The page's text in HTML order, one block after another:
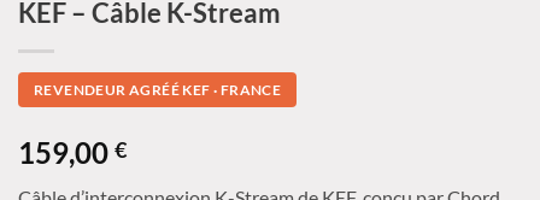
KEF – Câble K-Stream
REVENDEUR AGRÉÉ KEF · FRANCE
159,00 €